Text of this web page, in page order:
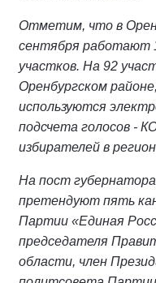
Отметим, что в
сентября работают
участков. На 92
Оренбургском
используются
подсчета голосов -
избирателей в
На пост
претендуют пять
Партии «Единая
председателя
области, член